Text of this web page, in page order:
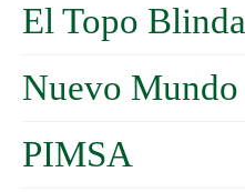
El Topo
Nuevo
PIMSA